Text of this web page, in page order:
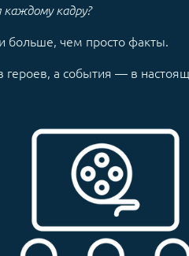
кадру?
больше, чем просто факты.
а события — в